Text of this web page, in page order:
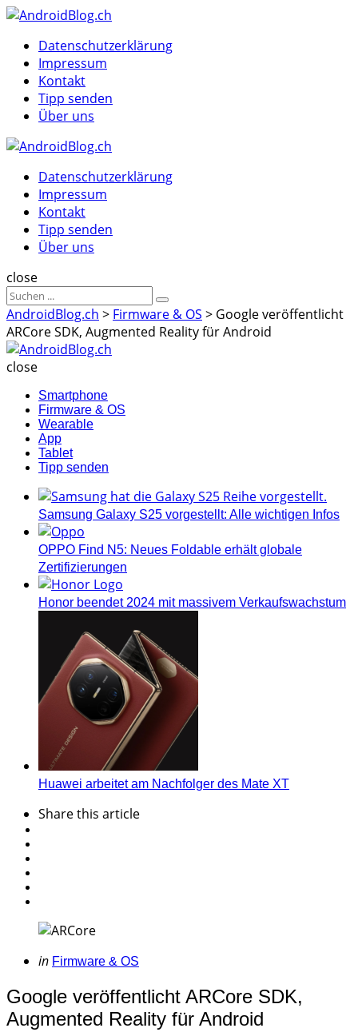
Menu
MenuDatenschutzerklärung
Impressum
Kontakt
Tipp senden
Über uns
Datenschutzerklärung
Impressum
Kontakt
Tipp senden
Über uns
Suche
close
Sucheergebnisse
für
Suche
AndroidBlog.ch > Firmware & OS > Google veröffentlicht
ARCore SDK, Augmented Reality für Android
close
Smartphone
Firmware & OS
Wearable
App
Tablet
Tipp senden
Samsung Galaxy S25 vorgestellt: Alle wichtigen Infos
OPPO Find N5: Neues Foldable erhält globale
Zertifizierungen
Honor beendet 2024 mit massivem Verkaufswachstum
Huawei arbeitet am Nachfolger des Mate XT
Sharethis article
Categories
Posted
in Firmware & OS
Google veröffentlicht ARCore SDK,
Augmented Reality für Android